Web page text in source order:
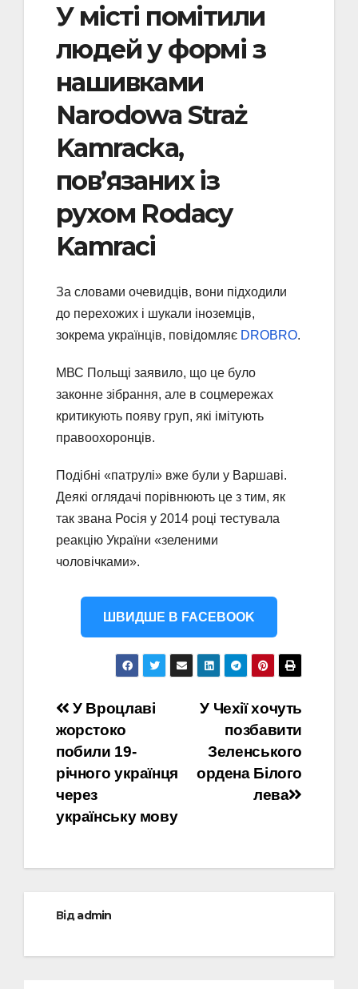
У місті помітили
людей у формі з
нашивками
Narodowa Straż
Kamracka,
пов’язаних із
рухом Rodacy
Kamraci
За словами очевидців, вони підходили
до перехожих і шукали іноземців,
зокрема українців, повідомляє DROBRO.
МВС Польщі заявило, що це було
законне зібрання, але в соцмережах
критикують появу груп, які імітують
правоохоронців.
Подібні «патрулі» вже були у Варшаві.
Деякі оглядачі порівнюють це з тим, як
так звана Росія у 2014 році тестувала
реакцію України «зеленими
чоловічками».
ШВИДШЕ В FACEBOOK
Навігація
записів
У Чехії хочуть
позбавити
Зеленського
ордена Білого
лева
У Вроцлаві
жорстоко
побили 19-
річного українця
через
українську мову
Відadmin